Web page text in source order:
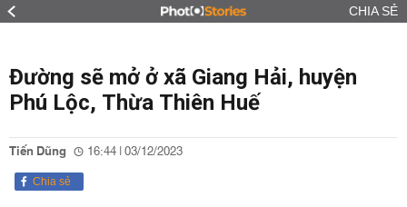
CHIA SẺ
Đường sẽ mở ở xã Giang Hải, huyện
Phú Lộc, Thừa Thiên Huế
Tiến Dũng 16:44 | 03/12/2023
Chia sẻ